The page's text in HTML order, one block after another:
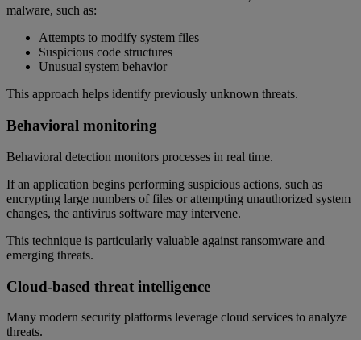
malware, such as:
Attempts to modify system files
Suspicious code structures
Unusual system behavior
This approach helps identify previously unknown threats.
Behavioral monitoring
Behavioral detection monitors processes in real time.
If an application begins performing suspicious actions, such as
encrypting large numbers of files or attempting unauthorized system
changes, the antivirus software may intervene.
This technique is particularly valuable against ransomware and
emerging threats.
Cloud-based threat intelligence
Many modern security platforms leverage cloud services to analyze
threats.